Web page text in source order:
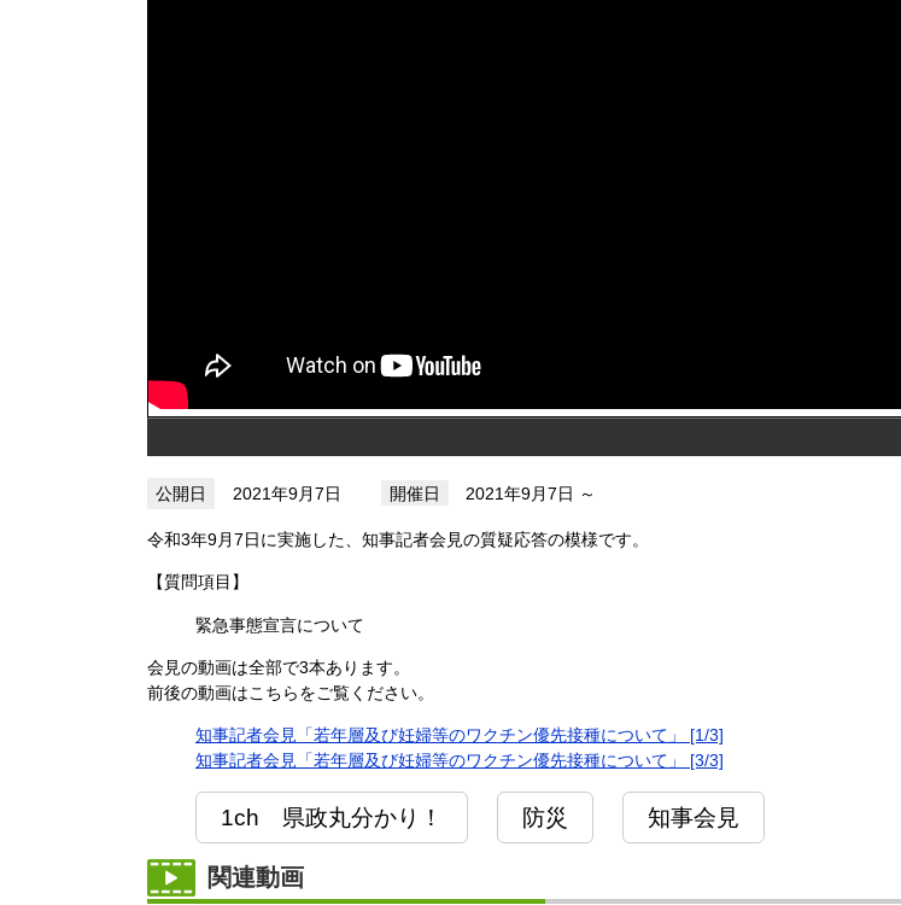
2021年9月7日 2021年9月7日
令和3年9月7日に実施した、知事記者会見の質疑応答の模様です。
【質問項目】
緊急事態宣言について
会見の動画は全部で3本あります。
前後の動画はこちらをご覧ください。
知事記者会見「若年層及び妊婦等のワクチン優先接種について」 [1/3]
知事記者会見「若年層及び妊婦等のワクチン優先接種について」 [3/3]
1ch 県政丸分かり！ 防災 知事会見
関連動画